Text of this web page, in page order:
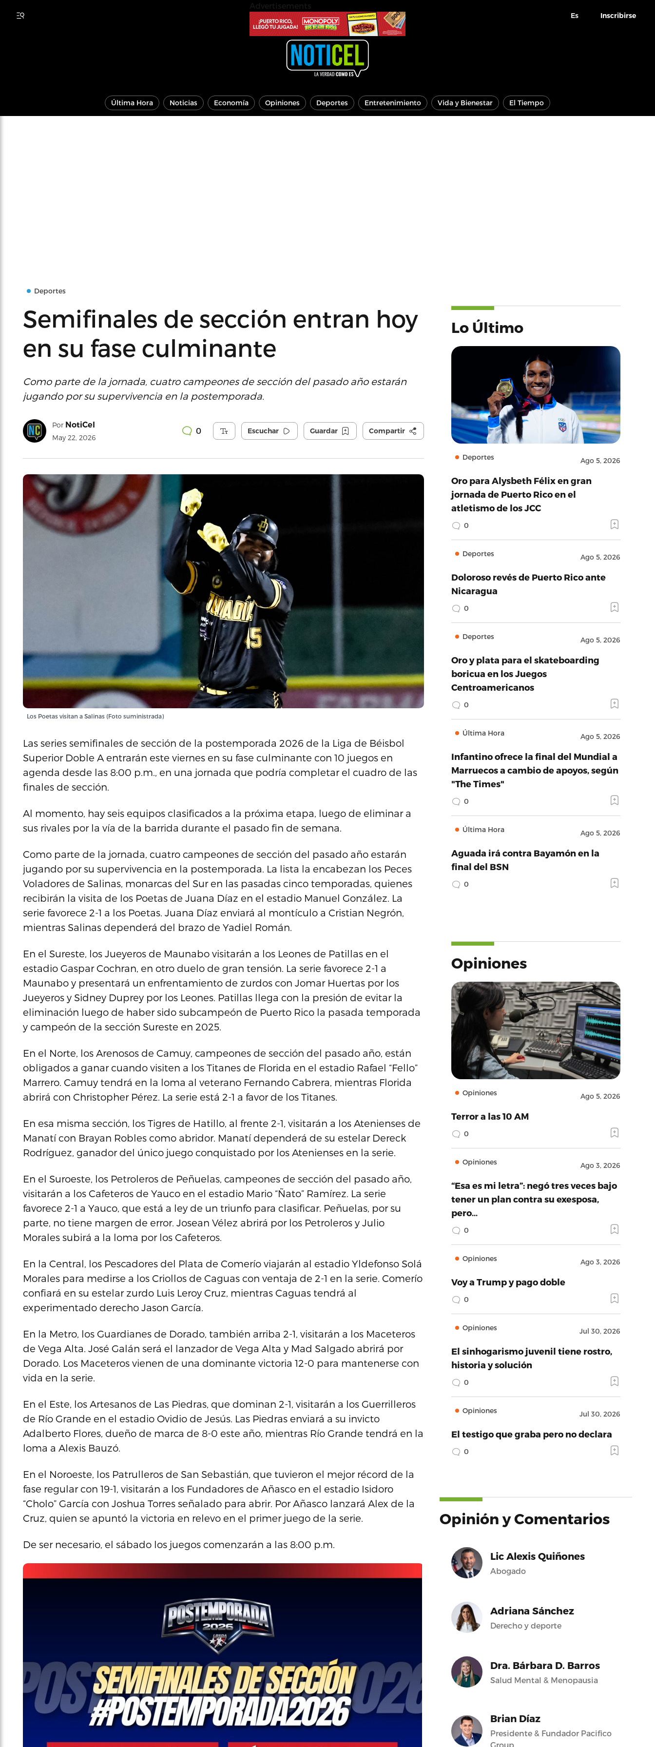
Es Inscribirse
Última Hora Noticias Economía Opiniones Deportes Entretenimiento Vida y Bienestar El Tiempo
Deportes
Semifinales de sección entran hoy
en su fase culminante
Como parte de la jornada, cuatro campeones de sección del pasado año estarán
jugando por su supervivencia en la postemporada.
Por NotiCel
May 22, 2026
0 Escuchar Guardar Compartir
Los Poetas visitan a Salinas (Foto suministrada)
Las series semifinales de sección de la postemporada 2026 de la Liga de Béisbol
Superior Doble A entrarán este viernes en su fase culminante con 10 juegos en
agenda desde las 8:00 p.m., en una jornada que podría completar el cuadro de las
finales de sección.
Al momento, hay seis equipos clasificados a la próxima etapa, luego de eliminar a
sus rivales por la vía de la barrida durante el pasado fin de semana.
Como parte de la jornada, cuatro campeones de sección del pasado año estarán
jugando por su supervivencia en la postemporada. La lista la encabezan los Peces
Voladores de Salinas, monarcas del Sur en las pasadas cinco temporadas, quienes
recibirán la visita de los Poetas de Juana Díaz en el estadio Manuel González. La
serie favorece 2-1 a los Poetas. Juana Díaz enviará al montículo a Cristian Negrón,
mientras Salinas dependerá del brazo de Yadiel Román.
En el Sureste, los Jueyeros de Maunabo visitarán a los Leones de Patillas en el
estadio Gaspar Cochran, en otro duelo de gran tensión. La serie favorece 2-1 a
Maunabo y presentará un enfrentamiento de zurdos con Jomar Huertas por los
Jueyeros y Sidney Duprey por los Leones. Patillas llega con la presión de evitar la
eliminación luego de haber sido subcampeón de Puerto Rico la pasada temporada
y campeón de la sección Sureste en 2025.
En el Norte, los Arenosos de Camuy, campeones de sección del pasado año, están
obligados a ganar cuando visiten a los Titanes de Florida en el estadio Rafael “Fello”
Marrero. Camuy tendrá en la loma al veterano Fernando Cabrera, mientras Florida
abrirá con Christopher Pérez. La serie está 2-1 a favor de los Titanes.
En esa misma sección, los Tigres de Hatillo, al frente 2-1, visitarán a los Atenienses de
Manatí con Brayan Robles como abridor. Manatí dependerá de su estelar Dereck
Rodríguez, ganador del único juego conquistado por los Atenienses en la serie.
En el Suroeste, los Petroleros de Peñuelas, campeones de sección del pasado año,
visitarán a los Cafeteros de Yauco en el estadio Mario “Ñato” Ramírez. La serie
favorece 2-1 a Yauco, que está a ley de un triunfo para clasificar. Peñuelas, por su
parte, no tiene margen de error. Josean Vélez abrirá por los Petroleros y Julio
Morales subirá a la loma por los Cafeteros.
En la Central, los Pescadores del Plata de Comerío viajarán al estadio Yldefonso Solá
Morales para medirse a los Criollos de Caguas con ventaja de 2-1 en la serie. Comerío
confiará en su estelar zurdo Luis Leroy Cruz, mientras Caguas tendrá al
experimentado derecho Jason García.
En la Metro, los Guardianes de Dorado, también arriba 2-1, visitarán a los Maceteros
de Vega Alta. José Galán será el lanzador de Vega Alta y Mad Salgado abrirá por
Dorado. Los Maceteros vienen de una dominante victoria 12-0 para mantenerse con
vida en la serie.
En el Este, los Artesanos de Las Piedras, que dominan 2-1, visitarán a los Guerrilleros
de Río Grande en el estadio Ovidio de Jesús. Las Piedras enviará a su invicto
Adalberto Flores, dueño de marca de 8-0 este año, mientras Río Grande tendrá en la
loma a Alexis Bauzó.
En el Noroeste, los Patrulleros de San Sebastián, que tuvieron el mejor récord de la
fase regular con 19-1, visitarán a los Fundadores de Añasco en el estadio Isidoro
“Cholo” García con Joshua Torres señalado para abrir. Por Añasco lanzará Alex de la
Cruz, quien se apuntó la victoria en relevo en el primer juego de la serie.
De ser necesario, el sábado los juegos comenzarán a las 8:00 p.m.
Lo Último
Deportes Ago 5, 2026
Oro para Alysbeth Félix en gran
jornada de Puerto Rico en el
atletismo de los JCC
0
Deportes Ago 5, 2026
Doloroso revés de Puerto Rico ante
Nicaragua
0
Deportes Ago 5, 2026
Oro y plata para el skateboarding
boricua en los Juegos
Centroamericanos
0
Última Hora Ago 5, 2026
Infantino ofrece la final del Mundial a
Marruecos a cambio de apoyos, según
"The Times"
0
Última Hora Ago 5, 2026
Aguada irá contra Bayamón en la
final del BSN
0
Opiniones
Opiniones Ago 5, 2026
Terror a las 10 AM
0
Opiniones Ago 3, 2026
“Esa es mi letra”: negó tres veces bajo
tener un plan contra su exesposa,
pero…
0
Opiniones Ago 3, 2026
Voy a Trump y pago doble
0
Opiniones Jul 30, 2026
El sinhogarismo juvenil tiene rostro,
historia y solución
0
Opiniones Jul 30, 2026
El testigo que graba pero no declara
0
Opinión y Comentarios
Lic Alexis Quiñones
Abogado
Adriana Sánchez
Derecho y deporte
Dra. Bárbara D. Barros
Salud Mental & Menopausia
Brian Díaz
Presidente & Fundador Pacifico
Group